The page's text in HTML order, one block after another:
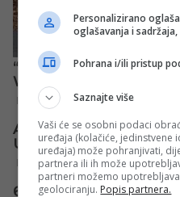
Personalizirano
oglašavanja i
Pohrana i/ili pristup
Saznajte više
Vaši će se osobni podaci
uređaja (kolačiće,
uređaja) može pohranjivati,
partnera ili ih može
partneri možemo
geolociranju. Popis partnera.